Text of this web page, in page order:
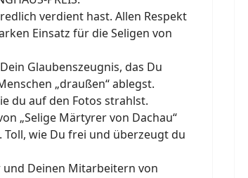
verdient hast. Allen Respekt
Einsatz für die Seligen von
Glaubenszeugnis, das Du
„draußen“ ablegst.
du auf den Fotos strahlst.
„Selige Märtyrer von Dachau“
Toll, wie Du frei und überzeugt du
und Deinen Mitarbeitern von